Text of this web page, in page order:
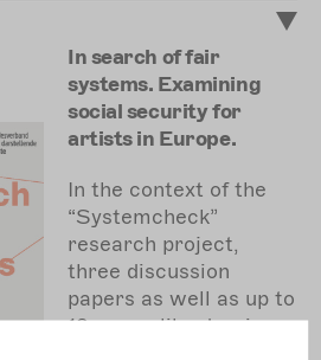
In search of fair
systems. Examining
social security for
artists in Europe.
In the context of the
“Systemcheck”
research project,
three discussion
papers as well as up to
12 essay-like dossiers